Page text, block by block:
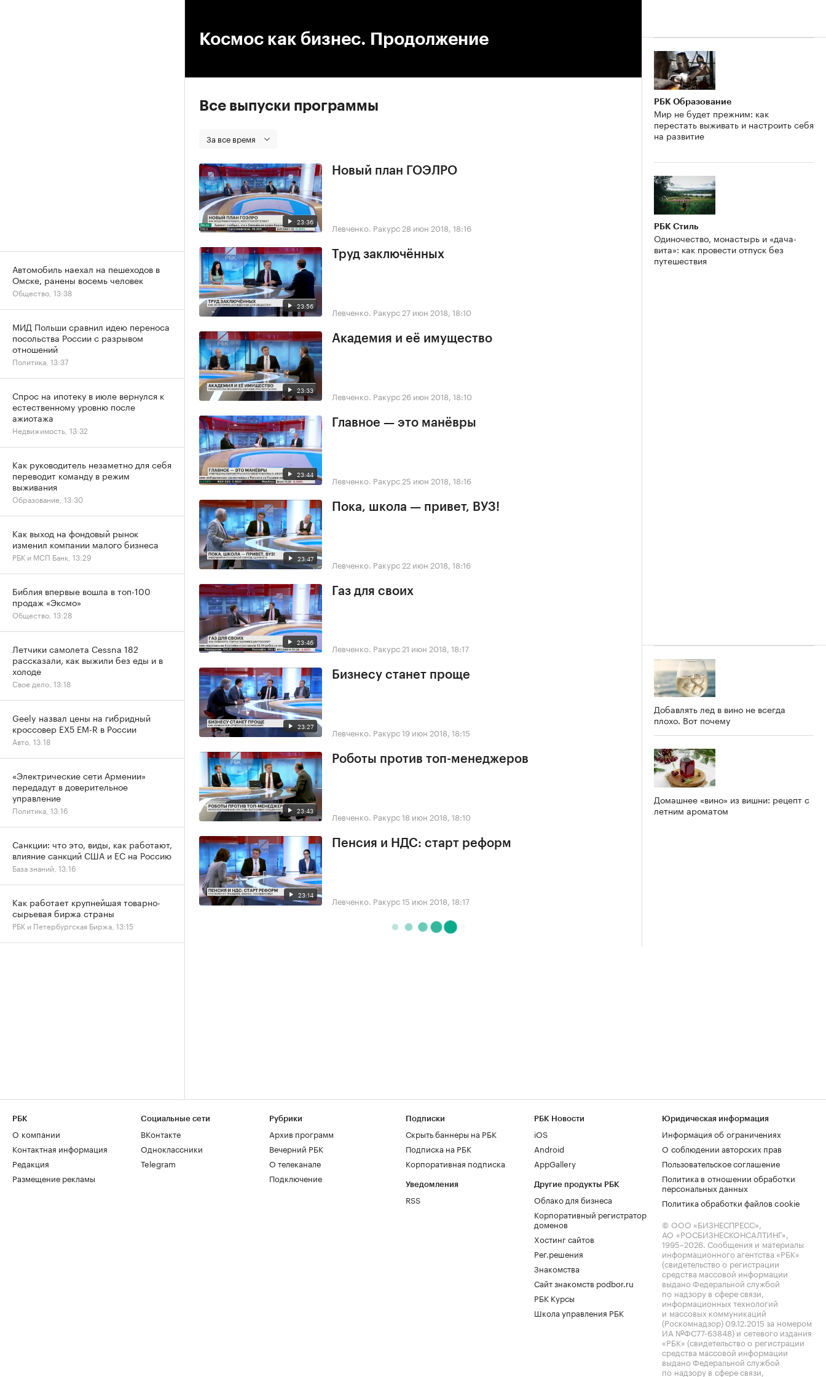
Космос как бизнес. Продолжение
Все выпуски программы
За все время
23:36
Новый план ГОЭЛРО
Левченко. Ракурс 28 июн 2018, 18:16
23:56
Труд заключённых
Левченко. Ракурс 27 июн 2018, 18:10
23:33
Академия и её имущество
Левченко. Ракурс 26 июн 2018, 18:10
23:44
Главное — это манёвры
Левченко. Ракурс 25 июн 2018, 18:16
23:47
Пока, школа — привет, ВУЗ!
Левченко. Ракурс 22 июн 2018, 18:16
23:46
Газ для своих
Левченко. Ракурс 21 июн 2018, 18:17
23:27
Бизнесу станет проще
Левченко. Ракурс19 июн 2018, 18:15
23:43
Роботы против топ-менеджеров
Левченко. Ракурс18 июн 2018, 18:10
23:14
Пенсия и НДС: старт реформ
Левченко. Ракурс15 июн 2018, 18:17
РБК Образование
Мир не будет прежним: как
перестать выживать и настроить себя
на развитие
РБК Стиль
Одиночество, монастырь и «дача-
вита»: как провести отпуск без
путешествия
Добавлять лед в вино не всегда
плохо. Вот почему
Домашнее «вино» из вишни: рецепт с
летним ароматом
Автомобиль наехал на пешеходов в
Омске, ранены восемь человек
Общество, 13:38
МИД Польши сравнил идею переноса
посольства России с разрывом
отношений
Политика, 13:37
Спрос на ипотеку в июле вернулся к
естественному уровню после
ажиотажа
Недвижимость, 13:32
Как руководитель незаметно для себя
переводит команду в режим
выживания
Образование, 13:30
Как выход на фондовый рынок
изменил компании малого бизнеса
РБК и МСП Банк, 13:29
Библия впервые вошла в топ-100
продаж «Эксмо»
Общество, 13:28
Летчики самолета Cessna 182
рассказали, как выжили без еды и в
холоде
Свое дело, 13:18
Geely назвал цены на гибридный
кроссовер EX5 EM-R в России
Авто, 13:18
«Электрические сети Армении»
передадут в доверительное
управление
Политика, 13:16
Санкции: что это, виды, как работают,
влияние санкций США и ЕС на Россию
База знаний, 13:16
Как работает крупнейшая товарно-
сырьевая биржа страны
РБК и Петербургская Биржа, 13:15
РБК
О компании
Контактная информация
Редакция
Размещение рекламы
Социальные сети
ВКонтакте
Одноклассники
Telegram
Рубрики
Архив программ
Вечерний РБК
О телеканале
Подключение
Подписки
Скрыть баннеры на РБК
Подписка на РБК
Корпоративная подписка
Уведомления
RSS
РБК Новости
iOS
Android
AppGallery
Другие продукты РБК
Облако для бизнеса
Корпоративный регистратор
доменов
Хостинг сайтов
Рег.решения
Знакомства
Сайт знакомств podbor.ru
РБК Курсы
Школа управления РБК
Юридическая информация
Информация об ограничениях
О соблюдении авторских прав
Пользовательское соглашение
Политика в отношении обработки
персональных данных
Политика обработки файлов cookie
© ООО «БИЗНЕСПРЕСС»,
АО «РОСБИЗНЕСКОНСАЛТИНГ»,
1995–2026. Сообщения и материалы
информационного агентства «РБК»
(свидетельство о регистрации
средства массовой информации
выдано Федеральной службой
по надзору в сфере связи,
информационных технологий
и массовых коммуникаций
(Роскомнадзор) 09.12.2015 за номером
ИА №ФС77-63848) и сетевого издания
«РБК» (свидетельство о регистрации
средства массовой информации
выдано Федеральной службой
по надзору в сфере связи,